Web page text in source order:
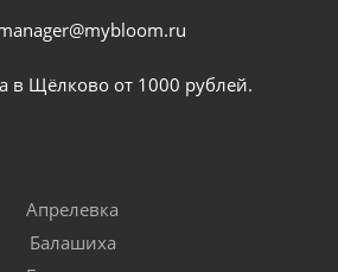
в Щёлково от 1000 рублей.
Апрелевка
Балашиха